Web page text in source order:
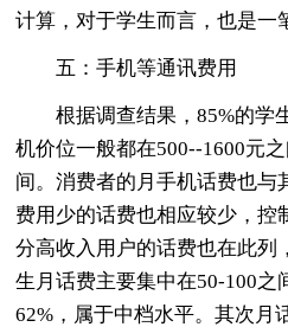
计算，对于学生而言，也是一
五：手机等通讯费用
根据调查结果，85%的学
机价位一般都在500--1600元
间。消费者的月手机话费也与
费用少的话费也相应较少，控
分高收入用户的话费也在此列
生月话费主要集中在50-100之
62%，属于中档水平。其次月